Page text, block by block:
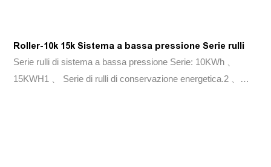
Roller-10k 15k Sistema a bassa pressione Serie rulli
Serie rulli di sistema a bassa pressione Serie: 10KWh 、
15KWH1 、 Serie di rulli di conservazione energetica.2 、